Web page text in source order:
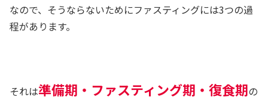
なので、そうならないためにファスティングには3つの過
程があります。
それは準備期・ファスティング期・復食期の